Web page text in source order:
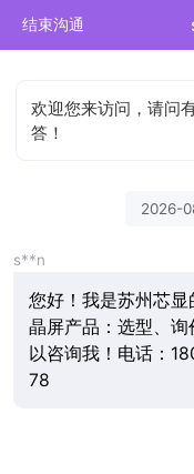
结束沟通
欢迎您来访问，请问
答！
2026-
s**n
您好！我是苏州芯
晶屏产品：选型、
以咨询我！电话：
78